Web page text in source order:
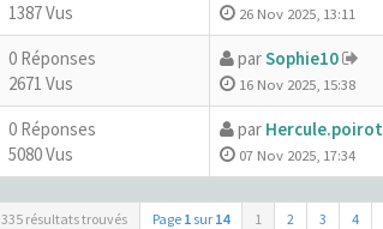
1387 Vus
26 Nov 2025, 13:11
0 Réponses
2671 Vus
parSophie10
16 Nov 2025, 15:38
0 Réponses
5080 Vus
par Hercule.poirot
07 Nov 2025, 17:34
335 résultats trouvés Page 1 sur 14 1 2 3 4